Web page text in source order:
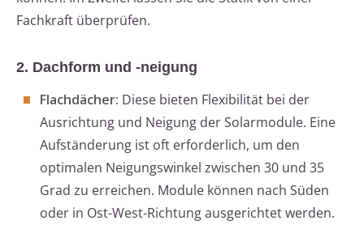
Fachkraft überprüfen.
2. Dachform und -neigung
Flachdächer: Diese bieten Flexibilität bei der
Ausrichtung und Neigung der Solarmodule. Eine
Aufständerung ist oft erforderlich, um den
optimalen Neigungswinkel zwischen 30 und 35
Grad zu erreichen. Module können nach Süden
oder in Ost-West-Richtung ausgerichtet werden.